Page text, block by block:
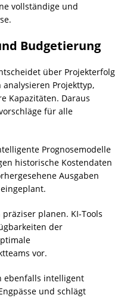
vollständige und
Budgetierung
über Projekterfolg
Projekttyp,
Kapazitäten. Daraus
für alle
Prognosemodelle
historische Kostendaten
Ausgaben
planen. KI-Tools
der
vor.
ebenfalls intelligent
und schlägt